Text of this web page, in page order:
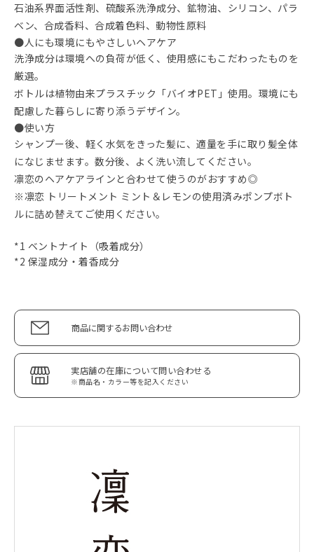
石油系界面活性剤、硫酸系洗浄成分、鉱物油、シリコン、パラ
ベン、合成香料、合成着色料、動物性原料
●人にも環境にもやさしいヘアケア
洗浄成分は環境への負荷が低く、使用感にもこだわったものを
厳選。
ボトルは植物由来プラスチック「バイオPET」使用。環境にも
配慮した暮らしに寄り添うデザイン。
●使い方
シャンプー後、軽く水気をきった髪に、適量を手に取り髪全体
になじませます。数分後、よく洗い流してください。
凛恋のヘアケアラインと合わせて使うのがおすすめ◎
※凛恋 トリートメント ミント＆レモンの使用済みポンプボト
ルに詰め替えてご使用ください。
*1 ベントナイト（吸着成分）
*2 保湿成分・着香成分
商品に関するお問い合わせ
実店舗の在庫について問い合わせる
※商品名・カラー等を記入ください